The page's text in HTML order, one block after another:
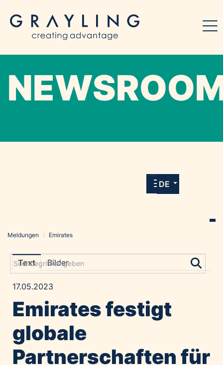
allen Meldungen und Downloads unserer
DE
Grayling Agentur
Alawyer
Amadeus Austrian Music Awards
Constantia Flexibles
Costa Kreuzfahrten
Meldungen / Emirates
Text Bilder
17.05.2023
Emirates festigt
globale
Partnerschaften für